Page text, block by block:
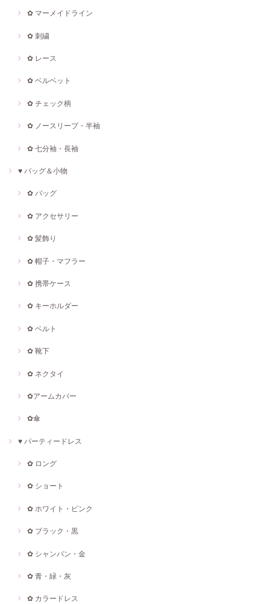
✿ マーメイドライン
✿ 刺繍
✿ レース
✿ ベルベット
✿ チェック柄
✿ ノースリープ・半袖
✿ 七分袖・長袖
♥ バッグ＆小物
✿ バッグ
✿ アクセサリー
✿ 髪飾り
✿ 帽子・マフラー
✿ 携帯ケース
✿ キーホルダー
✿ ベルト
✿ 靴下
✿ ネクタイ
✿アームカバー
✿傘
♥ パーティードレス
✿ ロング
✿ ショート
✿ ホワイト・ピンク
✿ ブラック・黒
✿ シャンパン・金
✿ 青・緑・灰
✿ カラードレス